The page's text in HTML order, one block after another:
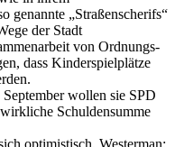
genannte „Straßenscherifs“
der Stadt
von Ordnungs-
dass Kinderspielplätze
wollen sie SPD
Schuldensumme
optimistisch. Westerman: